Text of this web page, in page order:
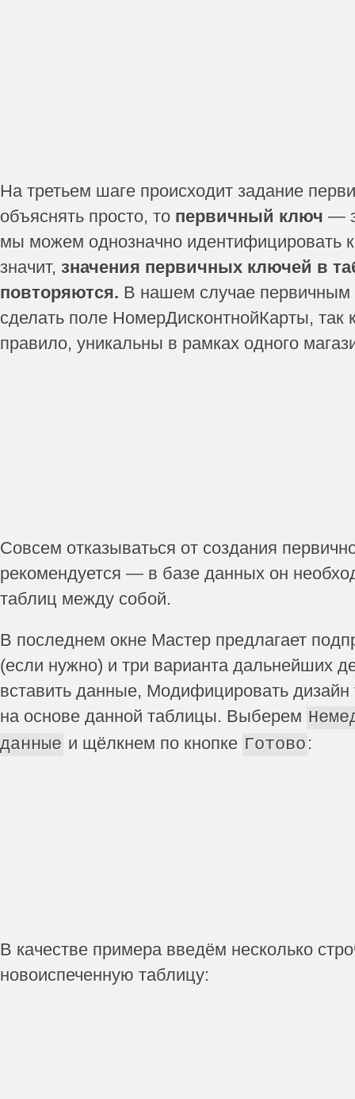
На третьем шаге происходит задание
объяснять просто, то первичный ключ —
мы можем однозначно идентифицировать
значит, значения первичных ключей в
повторяются. В нашем случае первичным
сделать поле НомерДисконтнойКарты, так
правило, уникальны в рамках одного
Совсем отказываться от создания
рекомендуется — в базе данных он
таблиц между собой.
В последнем окне Мастер предлагает
(если нужно) и три варианта дальнейших
вставить данные, Модифицировать
на основе данной таблицы. Выберем
данные и щёлкнем по кнопке Готово :
В качестве примера введём несколько
новоиспеченную таблицу: